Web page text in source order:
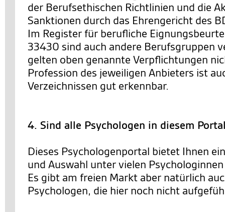
der Berufsethischen Richtlinien und die
Sanktionen durch das Ehrengericht des
Im Register für berufliche
33430 sind auch andere Berufsgruppen
gelten oben genannte Verpflichtungen
Profession des jeweiligen Anbieters ist
Verzeichnissen gut erkennbar.
4. Sind alle Psychologen in diesem
Dieses Psychologenportal bietet Ihnen
und Auswahl unter vielen
Es gibt am freien Markt aber natürlich
Psychologen, die hier noch nicht